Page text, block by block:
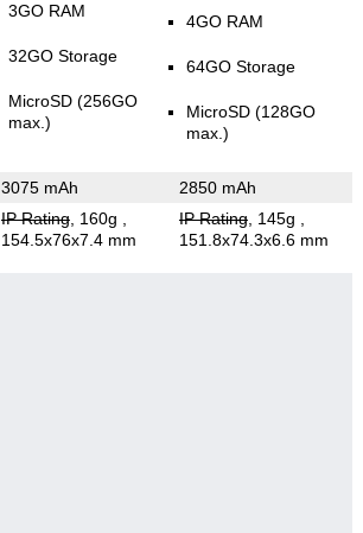
3GO RAM
32GO Storage
MicroSD (256GO
max.)
4GO RAM
64GO Storage
MicroSD (128GO
max.)
3075 mAh 2850 mAh
IP Rating, 160g
154.5x76x7.4 mm
IP Rating, 145g
151.8x74.3x6.6 mm